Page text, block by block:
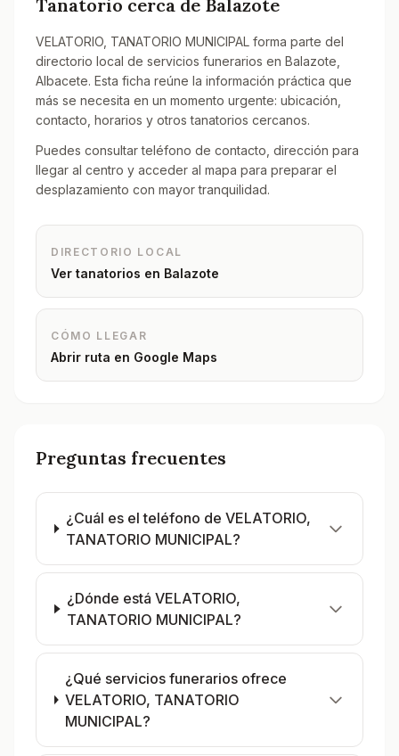
Tanatorio cerca de Balazote
VELATORIO, TANATORIO MUNICIPAL forma parte del
directorio local de servicios funerarios en Balazote,
Albacete. Esta ficha reúne la información práctica que
más se necesita en un momento urgente: ubicación,
contacto, horarios y otros tanatorios cercanos.
Puedes consultar teléfono de contacto, dirección para
llegar al centro y acceder al mapa para preparar el
desplazamiento con mayor tranquilidad.
DIRECTORIO LOCAL
Ver tanatorios en Balazote
CÓMO LLEGAR
Abrir ruta en Google Maps
Preguntas frecuentes
¿Cuál es el teléfono de VELATORIO,
TANATORIO MUNICIPAL?
¿Dónde está VELATORIO,
TANATORIO MUNICIPAL?
¿Qué servicios funerarios ofrece
VELATORIO, TANATORIO
MUNICIPAL?